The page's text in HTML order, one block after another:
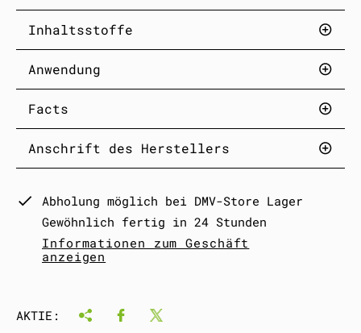
Inhaltsstoffe
Anwendung
Facts
Anschrift des Herstellers
Abholung möglich bei DMV-Store Lager
Gewöhnlich fertig in 24 Stunden
Informationen zum Geschäft
anzeigen
AKTIE: